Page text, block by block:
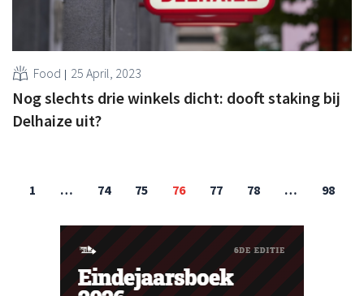
Food 25 April, 2023
Nog slechts drie winkels dicht: dooft staking bij
Delhaize uit?
1 … 74 75 76 77 78 … 98